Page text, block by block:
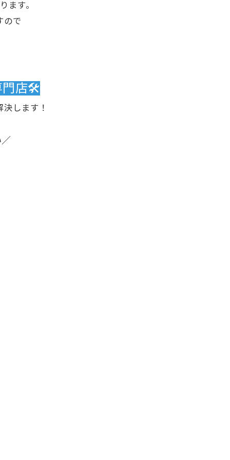
ます。
ので
門店🛠️
します！